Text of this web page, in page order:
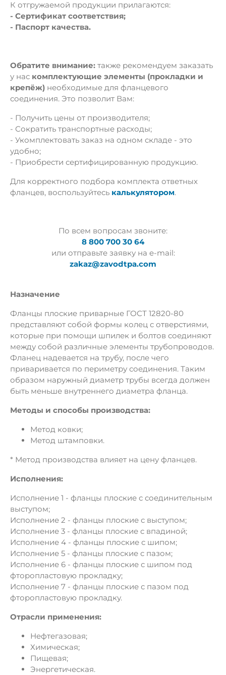
К отгружаемой продукции прилагаются:
- Сертификат соответствия;
- Паспорт качества.
Обратите внимание: также рекомендуем заказать
у нас комплектующие элементы (прокладки и
крепёж) необходимые для фланцевого
соединения. Это позволит Вам:
- Получить цены от производителя;
- Сократить транспортные расходы;
- Укомплектовать заказ на одном складе - это
удобно;
- Приобрести сертифицированную продукцию.
Для корректного подбора комплекта ответных
фланцев, воспользуйтесь калькулятором.
По всем вопросам звоните:
8 800 700 30 64
или отправьте заявку на e-mail:
zakaz@zavodtpa.com
Назначение
Фланцы плоские приварные ГОСТ 12820-80
представляют собой формы колец с отверстиями,
которые при помощи шпилек и болтов соединяют
между собой различные элементы трубопроводов.
Фланец надевается на трубу, после чего
приваривается по периметру соединения. Таким
образом наружный диаметр трубы всегда должен
быть меньше внутреннего диаметра фланца.
Методы и способы производства:
Метод ковки;
Метод штамповки.
* Метод производства влияет на цену фланцев.
Исполнения:
Исполнение 1 - фланцы плоские с соединительным
выступом;
Исполнение 2 - фланцы плоские с выступом;
Исполнение 3 - фланцы плоские с впадиной;
Исполнение 4 - фланцы плоские с шипом;
Исполнение 5 - фланцы плоские с пазом;
Исполнение 6 - фланцы плоские с шипом под
фторопластовую прокладку;
Исполнение 7 - фланцы плоские с пазом под
фторопластовую прокладку.
Отрасли применения:
Нефтегазовая;
Химическая;
Пищевая;
Энергетическая.